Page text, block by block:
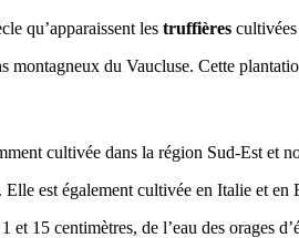
qu’apparaissent les truffières
du Vaucluse. Cette
cultivée dans la région Sud-Est et
est également cultivée en Italie et en
15 centimètres, de l’eau des orages